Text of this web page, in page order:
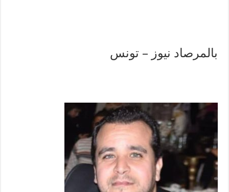
بالمرصاد نيوز – تونس